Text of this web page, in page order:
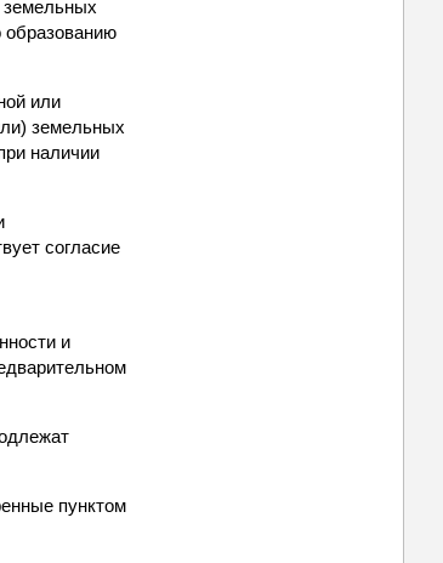
земельных
образованию
или
земельных
наличии
согласие
и
пунктом